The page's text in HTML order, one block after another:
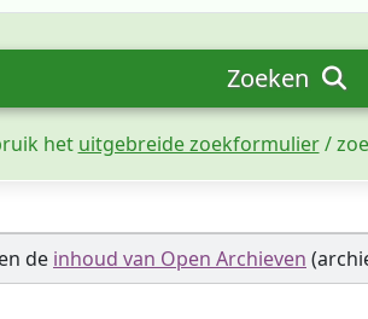
Zoeken
het uitgebreide zoekformulier/
de inhoud van Open Archieven